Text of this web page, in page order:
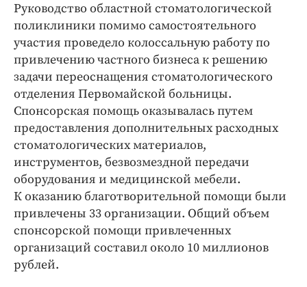
Руководство областной стоматологической
поликлиники помимо самостоятельного
участия проведело колоссальную работу по
привлечению частного бизнеса к решению
задачи переоснащения стоматологического
отделения Первомайской больницы.
Спонсорская помощь оказывалась путем
предоставления дополнительных расходных
стоматологических материалов,
инструментов, безвозмездной передачи
оборудования и медицинской мебели.
К оказанию благотворительной помощи были
привлечены 33 организации. Общий объем
спонсорской помощи привлеченных
организаций составил около 10 миллионов
руб­лей.